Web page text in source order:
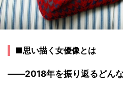
■思い描く女優像とは
――2018年を振り返るどん